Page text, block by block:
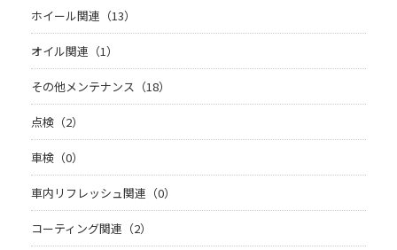
ホイール関連（13）
オイル関連（1）
その他メンテナンス（18）
点検（2）
車検（0）
車内リフレッシュ関連（0）
コーティング関連（2）